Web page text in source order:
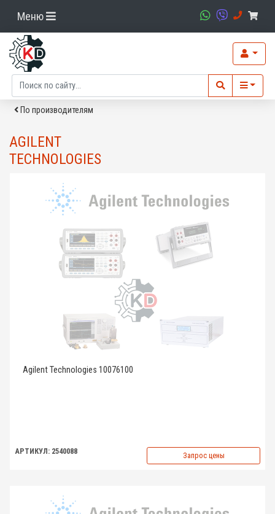
Меню
По производителям
AGILENT
TECHNOLOGIES
Agilent Technologies 10076100
АРТИКУЛ: 2540088 Запрос цены